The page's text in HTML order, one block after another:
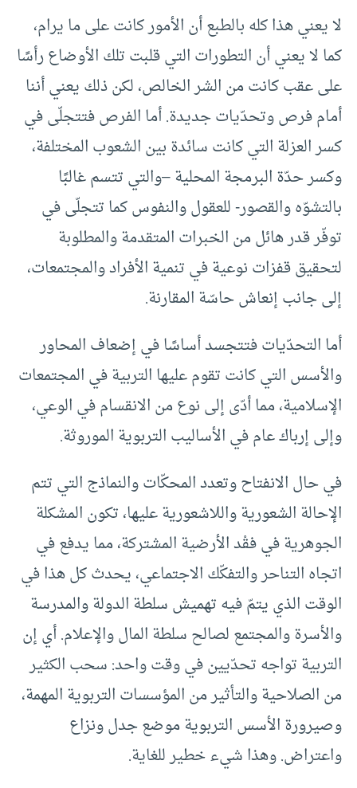
لا يعني هذا كله بالطبع أن الأمور كانت على ما يرام،
كما لا يعني أن التطورات التي قلبت تلك الأوضاع رأسًا
على عقب كانت من الشر الخالص، لكن ذلك يعني أننا
أمام فرص وتحدّيات جديدة. أما الفرص فتتجلّى في
كسر العزلة التي كانت سائدة بين الشعوب المختلفة،
وكسر حدّة البرمجة المحلية –والتي تتسم غالبًا
بالتشوّه والقصور- للعقول والنفوس كما تتجلّى في
توفّر قدر هائل من الخبرات المتقدمة والمطلوبة
لتحقيق قفزات نوعية في تنمية الأفراد والمجتمعات،
إلى جانب إنعاش حاسّة المقارنة.
أما التحدّيات فتتجسد أساسًا في إضعاف المحاور
والأسس التي كانت تقوم عليها التربية في المجتمعات
الإسلامية، مما أدّى إلى نوع من الانقسام في الوعي،
وإلى إرباك عام في الأساليب التربوية الموروثة.
في حال الانفتاح وتعدد المحكّات والنماذج التي تتم
الإحالة الشعورية واللاشعورية عليها، تكون المشكلة
الجوهرية في فقْد الأرضية المشتركة، مما يدفع في
اتجاه التناحر والتفكّك الاجتماعي، يحدث كل هذا في
الوقت الذي يتمّ فيه تهميش سلطة الدولة والمدرسة
والأسرة والمجتمع لصالح سلطة المال والإعلام. أي إن
التربية تواجه تحدّيين في وقت واحد: سحب الكثير
من الصلاحية والتأثير من المؤسسات التربوية المهمة،
وصيرورة الأسس التربوية موضع جدل ونزاع
واعتراض. وهذا شيء خطير للغاية.